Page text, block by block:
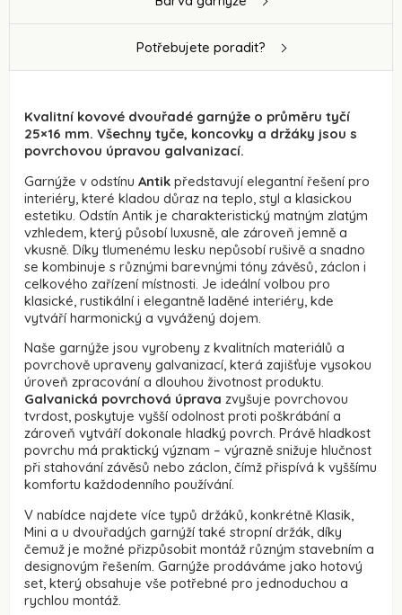
Potřebujete poradit?
Kvalitní kovové dvouřadé garnýže o průměru tyčí
25×16 mm. Všechny tyče, koncovky a držáky jsou s
povrchovou úpravou galvanizací.
Garnýže v odstínu Antik představují elegantní řešení pro
interiéry, které kladou důraz na teplo, styl a klasickou
estetiku. Odstín Antik je charakteristický matným zlatým
vzhledem, který působí luxusně, ale zároveň jemně a
vkusně. Díky tlumenému lesku nepůsobí rušivě a snadno
se kombinuje s různými barevnými tóny závěsů, záclon i
celkového zařízení místnosti. Je ideální volbou pro
klasické, rustikální i elegantně laděné interiéry, kde
vytváří harmonický a vyvážený dojem.
Naše garnýže jsou vyrobeny z kvalitních materiálů a
povrchově upraveny galvanizací, která zajišťuje vysokou
úroveň zpracování a dlouhou životnost produktu.
Galvanická povrchová úprava zvyšuje povrchovou
tvrdost, poskytuje vyšší odolnost proti poškrábání a
zároveň vytváří dokonale hladký povrch. Právě hladkost
povrchu má praktický význam – výrazně snižuje hlučnost
při stahování závěsů nebo záclon, čímž přispívá k vyššímu
komfortu každodenního používání.
V nabídce najdete více typů držáků, konkrétně Klasik,
Mini a u dvouřadých garnýží také stropní držák, díky
čemuž je možné přizpůsobit montáž různým stavebním a
designovým řešením. Garnýže prodáváme jako hotový
set, který obsahuje vše potřebné pro jednoduchou a
rychlou montáž.